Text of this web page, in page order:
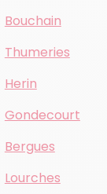
Bouchain
Thumeries
Herin
Gondecourt
Bergues
Lourches